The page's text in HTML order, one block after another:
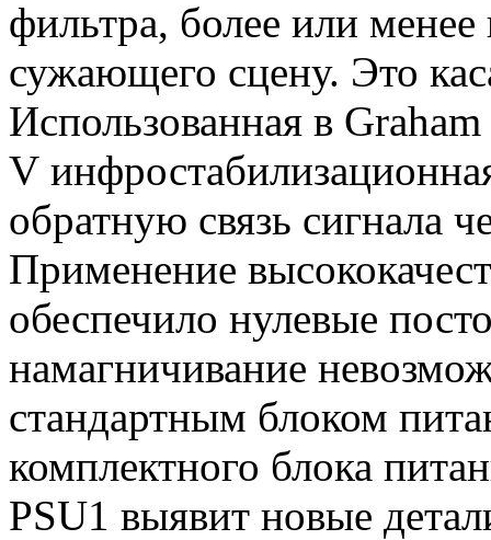
фильтра, более или
сужающего сцену. Это
Использованная в
V
обратную связь сигнала
Применение
обеспечило нулевые
намагничивание
стандартным блоком
комплектного блока
PSU1 выявит новые